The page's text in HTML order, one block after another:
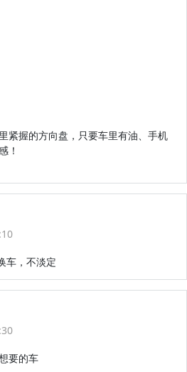
紧握的方向盘，只要车里有油、手机
！
车，不淡定
要的车